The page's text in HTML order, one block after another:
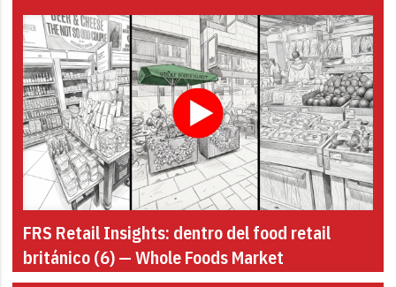
FRS Retail Insights: dentro del food retail
británico (6) — Whole Foods Market